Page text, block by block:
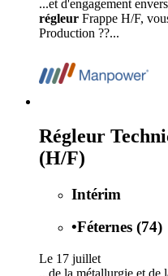
...et d'engagement
régleur Frappe H/F,
Production ??...
Régleur
(H/F)
Intérim
•Féternes (74)
Le 17 juillet
...de la métallurgie et de